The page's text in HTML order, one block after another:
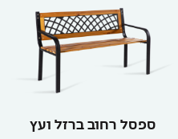
ספסל רחוב ברזל ועץ